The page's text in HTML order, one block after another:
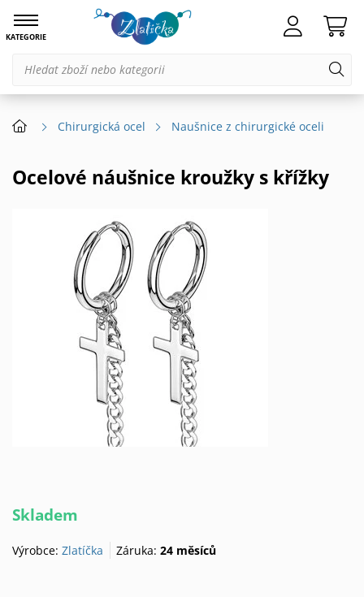
KATEGORIE
Chirurgická ocel Naušnice z chirurgické oceli
Ocelové náušnice kroužky s křížky
Skladem
Výrobce: Zlatíčka Záruka:24 měsíců